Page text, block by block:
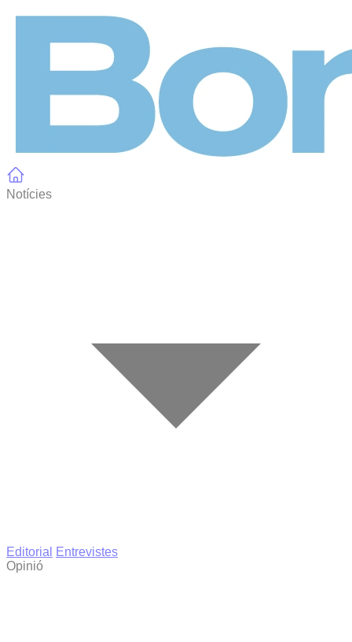
Notícies
Editorial
Entrevistes
Opinió